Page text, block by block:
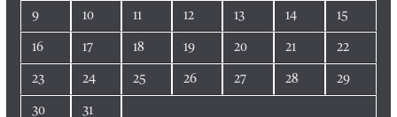
9 10 11 12 13 14 15
16 17 18 19 20 21 22
23 24 25 26 27 28 29
30 31